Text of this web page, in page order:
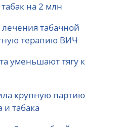
на 2 млн
табачной
терапию ВИЧ
уменьшают тягу к
крупную партию
и табака